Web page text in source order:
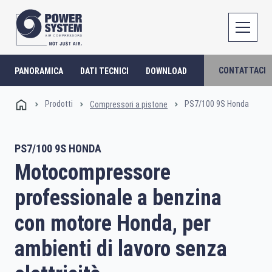
PANORAMICA DATI TECNICI DOWNLOAD CONTATTACI
Prodotti Compressori a pistone PS7/100 9S Honda
PS7/100 9S HONDA
Motocompressore
professionale a benzina
con motore Honda, per
ambienti di lavoro senza